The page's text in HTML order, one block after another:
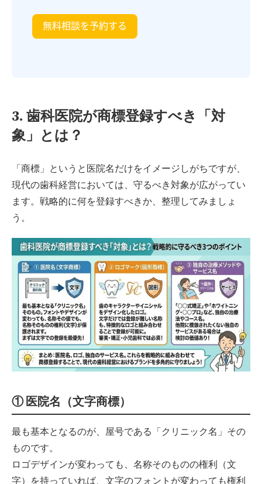
3. 歯科医院が商標登録すべき「対
象」とは？
「商標」というと医院名だけをイメージしがちですが、
現代の歯科経営においては、守るべき対象が広がってい
ます。戦略的に何を登録すべきか、整理してみましょ
う。
① 医院名（文字商標）
最も基本となるのが、屋号である「クリニック名」その
ものです。
ロゴデザインが変わっても、名称そのものの権利（文
字）を持っていれば、文字のフォントが変わっても権利